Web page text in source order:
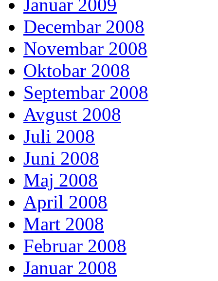
Januar 2009
Decembar 2008
Novembar 2008
Oktobar 2008
Septembar 2008
Avgust 2008
Juli 2008
Juni 2008
Maj 2008
April 2008
Mart 2008
Februar 2008
Januar 2008